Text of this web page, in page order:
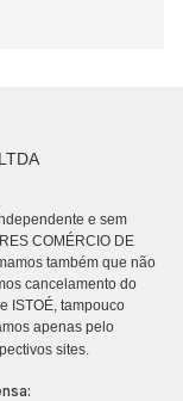
e sem
COMÉRCIO DE
também que não
cancelamento do
ISTOÉ, tampouco
apenas pelo
sites.